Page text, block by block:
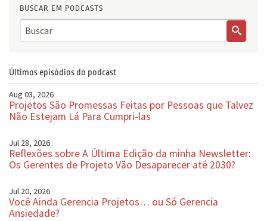
BUSCAR EM PODCASTS
Últimos episódios do podcast
Aug 03, 2026
Projetos São Promessas Feitas por Pessoas que Talvez
Não Estejam Lá Para Cumpri-las
Jul 28, 2026
Reflexões sobre A Última Edição da minha Newsletter:
Os Gerentes de Projeto Vão Desaparecer até 2030?
Jul 20, 2026
Você Ainda Gerencia Projetos… ou Só Gerencia
Ansiedade?